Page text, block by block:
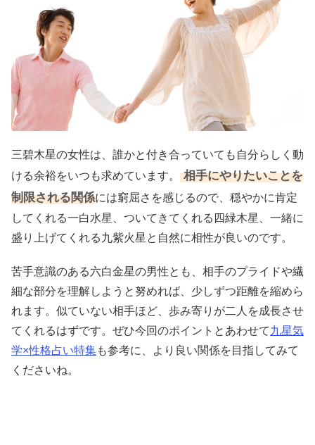
三碧木星の女性は、誰かと付き合っていても自分らしく動
ける余裕をいつも求めています。
相手にやりたいことを
制限される関係には窮屈さを感じるので、穏やかに肯定
してくれる一白水星、ついてきてくれる四緑木星、一緒に
盛り上げてくれる九紫火星と自然に相性が良いのです。
苦手意識のある六白金星の男性とも、相手のプライドや繊
細な部分を理解しようと努めれば、少しずつ距離を縮めら
れます。似ていない相手ほど、歩み寄りが二人を成長させ
てくれるはずです。ぜひ今回のポイントとあわせて九星気
学×性格占い特集も参考に、より良い関係を目指してみて
くださいね。